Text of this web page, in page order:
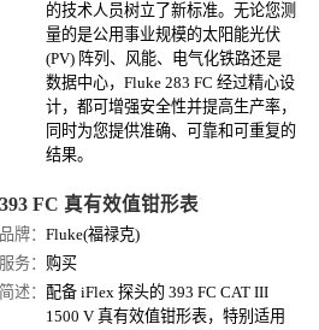
的技术人员树立了新标准。无论您测
量的是公用事业规模的太阳能光伏
(PV) 阵列、风能、电气化铁路还是
数据中心，Fluke 283 FC 经过精心设
计，都可增强安全性并提高生产率，
同时为您提供准确、可靠和可重复的
结果。
393 FC 真有效值钳形表
品牌：Fluke(福禄克)
服务： 购买
简述： 配备 iFlex 探头的 393 FC CAT III
1500 V 真有效值钳形表，特别适用